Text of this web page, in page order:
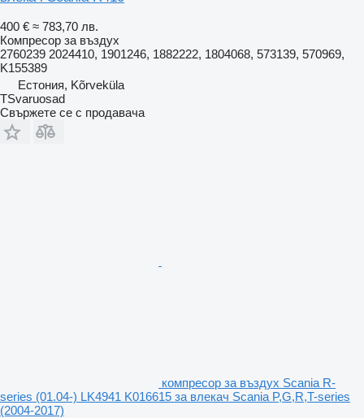
400 € ≈ 783,70 лв.
Компресор за въздух
2760239 2024410, 1901246, 1882222, 1804068, 573139, 570969,
K155389
Естония, Kõrveküla
TSvaruosad
Свържете се с продавача
компресор за въздух Scania R-
series (01.04-) LK4941 K016615 за влекач Scania P,G,R,T-series
(2004-2017)